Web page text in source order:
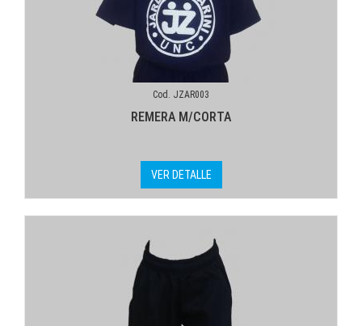
Cod. JZAR003
REMERA M/CORTA
VER DETALLE